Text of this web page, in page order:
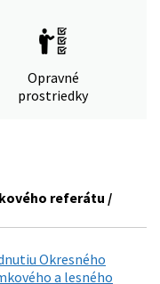
Opravné
prostriedky
referátu /
Okresného
a lesného